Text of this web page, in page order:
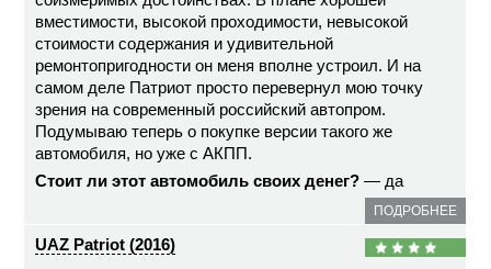
вместимости, высокой проходимости, невысокой
стоимости содержания и удивительной
ремонтопригодности он меня вполне устроил. И на
самом деле Патриот просто перевернул мою точку
зрения на современный российский автопром.
Подумываю теперь о покупке версии такого же
автомобиля, но уже с АКПП.
Стоит ли этот автомобиль своих денег? — да
ПОДРОБНЕЕ
UAZ Patriot (2016)